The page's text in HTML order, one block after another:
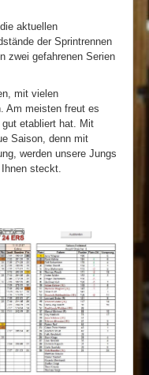
aktuellen
der Sprintrennen
zwei gefahrenen Serien
mit vielen
Am meisten freut es
etabliert hat. Mit
Saison, denn mit
werden unsere Jungs
steckt.